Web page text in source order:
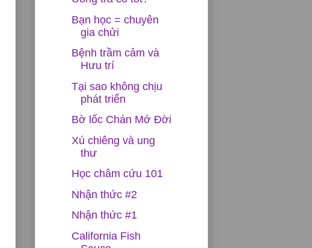
Bạn học = chuyên
gia chửi
Bệnh trầm cảm và
Hưu trí
Tại sao không chịu
phát triển
Bờ lốc Chán Mớ Đời
Xú chiêng và ung
thư
Học châm cứu 101
Nhận thức #2
Nhận thức #1
California Fish